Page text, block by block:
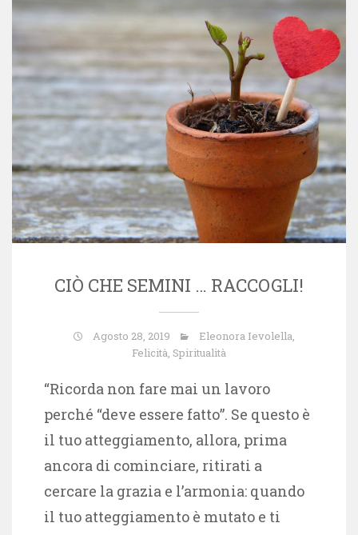
CIÒ CHE SEMINI … RACCOGLI!
Agosto 28, 2019 Eleonora Ievolella,
Felicità, Spiritualità
“Ricorda non fare mai un lavoro
perché “deve essere fatto”. Se questo è
il tuo atteggiamento, allora, prima
ancora di cominciare, ritirati a
cercare la grazia e l’armonia: quando
il tuo atteggiamento è mutato e ti